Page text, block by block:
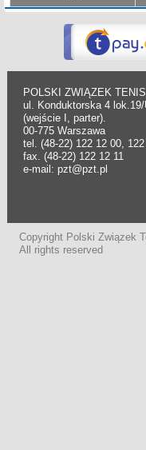
POLSKI ZWIĄZEK
ul. Konduktorska 4 lok.19/
(wejście I, parter).
00-775 Warszawa
tel. (48-22) 122 12 00,
fax. (48-22) 122 12 11
e-mail: pzt@pzt.pl
Copyright Polski Związek
All rights reserved